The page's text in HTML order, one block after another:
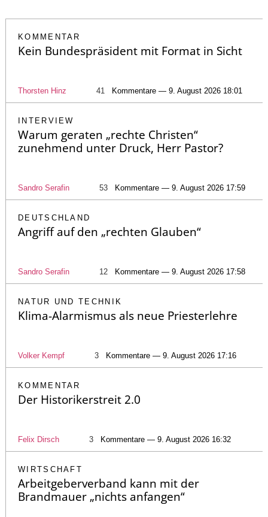
KOMMENTAR
Kein Bundespräsident mit Format in Sicht
Thorsten Hinz 41 Kommentare — 9. August 2026 18:01
INTERVIEW
Warum geraten „rechte Christen“
zunehmend unter Druck, Herr Pastor?
Sandro Serafin 53 Kommentare — 9. August 2026 17:59
DEUTSCHLAND
Angriff auf den „rechten Glauben“
Sandro Serafin 12 Kommentare — 9. August 2026 17:58
NATUR UND TECHNIK
Klima-Alarmismus als neue Priesterlehre
Volker Kempf 3 Kommentare — 9. August 2026 17:16
KOMMENTAR
Der Historikerstreit 2.0
Felix Dirsch 3 Kommentare — 9. August 2026 16:32
WIRTSCHAFT
Arbeitgeberverband kann mit der
Brandmauer „nichts anfangen“